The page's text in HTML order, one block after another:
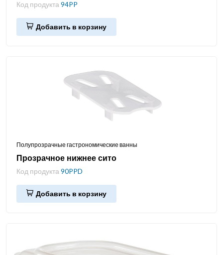
Код продукта 94PP
Добавить в корзину
Полупрозрачные гастрономические ванны
Прозрачное нижнее сито
Код продукта 90PPD
Добавить в корзину